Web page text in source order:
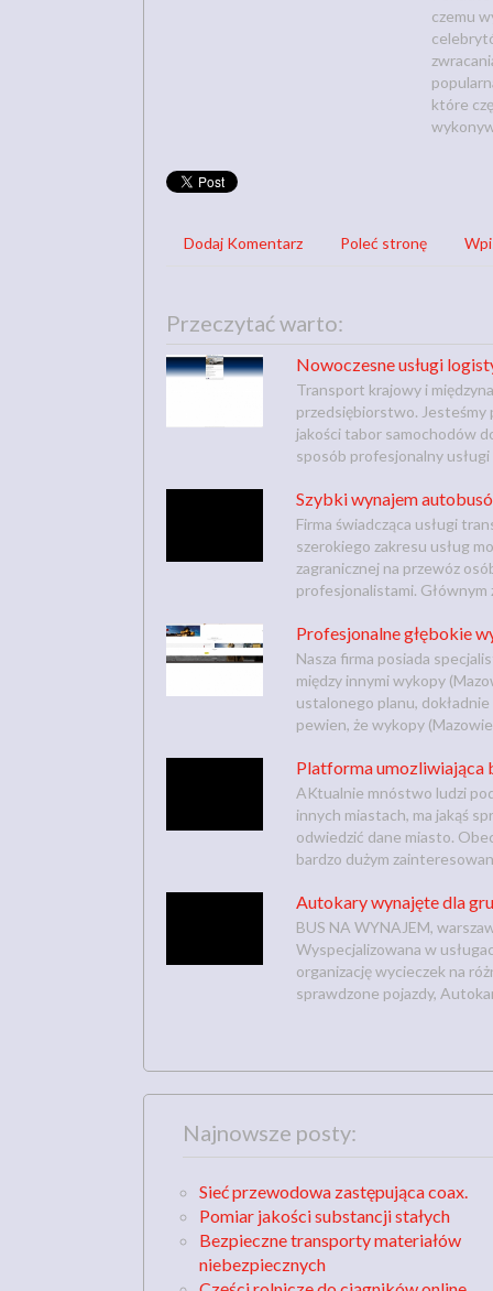
czemu
które
Dodaj Komentarz Poleć stronę
Przeczytać warto:
Nowoczesne usługi
Transport krajowy i
przedsiębiorstwo.
jakości tabor samochodów
sposób profesjonalny
Szybki wynajem
Firma świadcząca usługi
szerokiego zakresu usług
zagranicznej na przewóz
profesjonalistami. Głównym
Profesjonalne głębokie
Nasza firma posiada
między innymi wykopy
ustalonego planu, dokładnie
pewien, że wykopy
Platforma umozliwiająca
AKtualnie mnóstwo ludzi
innych miastach, ma jakąś
odwiedzić dane miasto.
bardzo dużym
Autokary wynajęte dla
BUS NA WYNAJEM,
Wyspecjalizowana w
organizację wycieczek na
sprawdzone pojazdy,
Najnowsze posty:
Sieć przewodowa zastępująca coax.
Pomiar jakości substancji stałych
Bezpieczne transporty materiałów
niebezpiecznych